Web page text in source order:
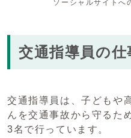
ソーシャルサイトへ
交通指導員の仕
交通指導員は、子どもや
んを交通事故から守るた
3名で行っています。